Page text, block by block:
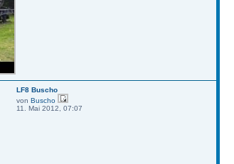
LF8 Buscho
von Buscho
11. Mai 2012, 07:07